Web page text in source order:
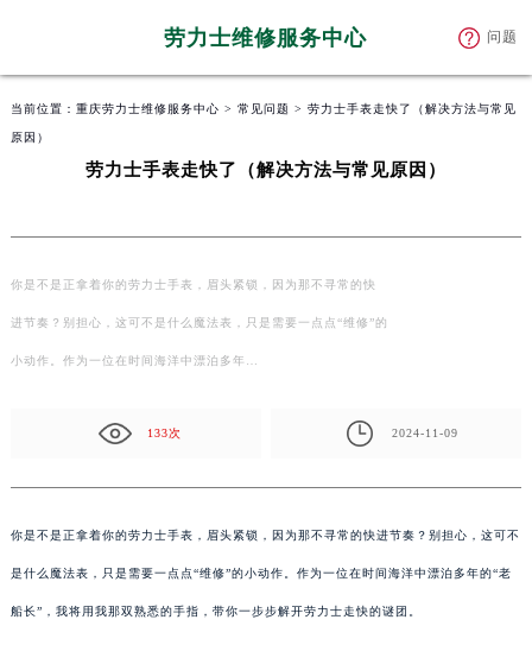
劳力士维修服务中心 问题
当前位置： 重庆劳力士维修服务中心 > 常见问题 > 劳力士手表走快了（解决方法与常见
原因）
劳力士手表走快了（解决方法与常见原因）
你是不是正拿着你的劳力士手表，眉头紧锁，因为那不寻常的快
进节奏？别担心，这可不是什么魔法表，只是需要一点点“维修”的
小动作。作为一位在时间海洋中漂泊多年…
133次 2024-11-09
你是不是正拿着你的劳力士手表，眉头紧锁，因为那不寻常的快进节奏？别担心，这可不
是什么魔法表，只是需要一点点“维修”的小动作。作为一位在时间海洋中漂泊多年的“老
船长”，我将用我那双熟悉的手指，带你一步步解开劳力士走快的谜团。